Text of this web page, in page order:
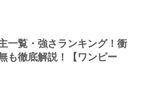
一覧・強さランキング！衝
も徹底解説！【ワンピー